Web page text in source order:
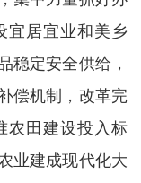
宜居宜业和美乡
稳定安全供给，
偿机制，改革完
农田建设投入标
业建成现代化大